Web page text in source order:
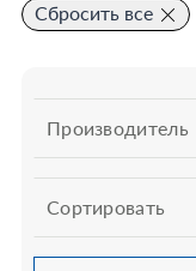
Сбросить все
Сортировать
Производитель